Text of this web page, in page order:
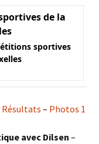
de la
sportives
Résultats – Photos 1
avec Dilsen –